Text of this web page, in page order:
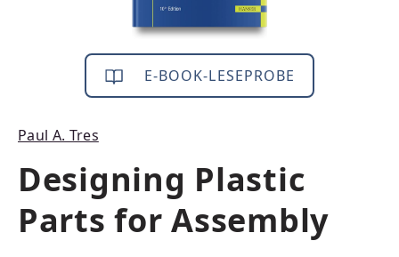
E-BOOK-LESEPROBE
Paul A. Tres
Designing Plastic
Parts for Assembly